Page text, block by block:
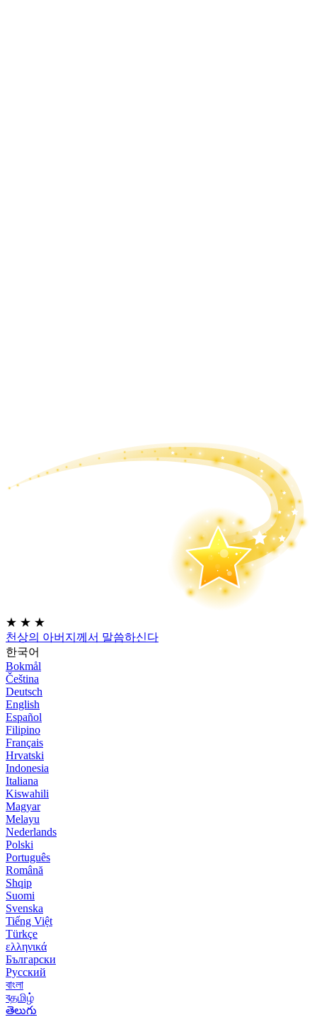
★ ★ ★
천상의 아버지께서 말씀하신다
한국어
Bokmål
Čeština
Deutsch
English
Español
Filipino
Français
Hrvatski
Indonesia
Italiana
Kiswahili
Magyar
Melayu
Nederlands
Polski
Português
Română
Shqip
Suomi
Svenska
Tiếng Việt
Türkçe
ελληνικά
Български
Русский
বাংলা
বதமிழ்
తెలుగు